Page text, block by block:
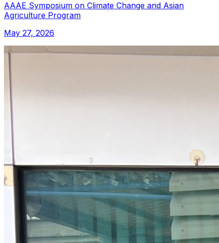
AAAE Symposium on Climate Change and Asian
Agriculture Program
May 27, 2026